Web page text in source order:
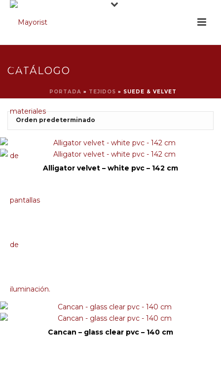
CATÁLOGO
PORTADA » TEJIDOS » SUEDE & VELVET
Alligator velvet – white pvc – 142 cm
Cancan – glass clear pvc – 140 cm